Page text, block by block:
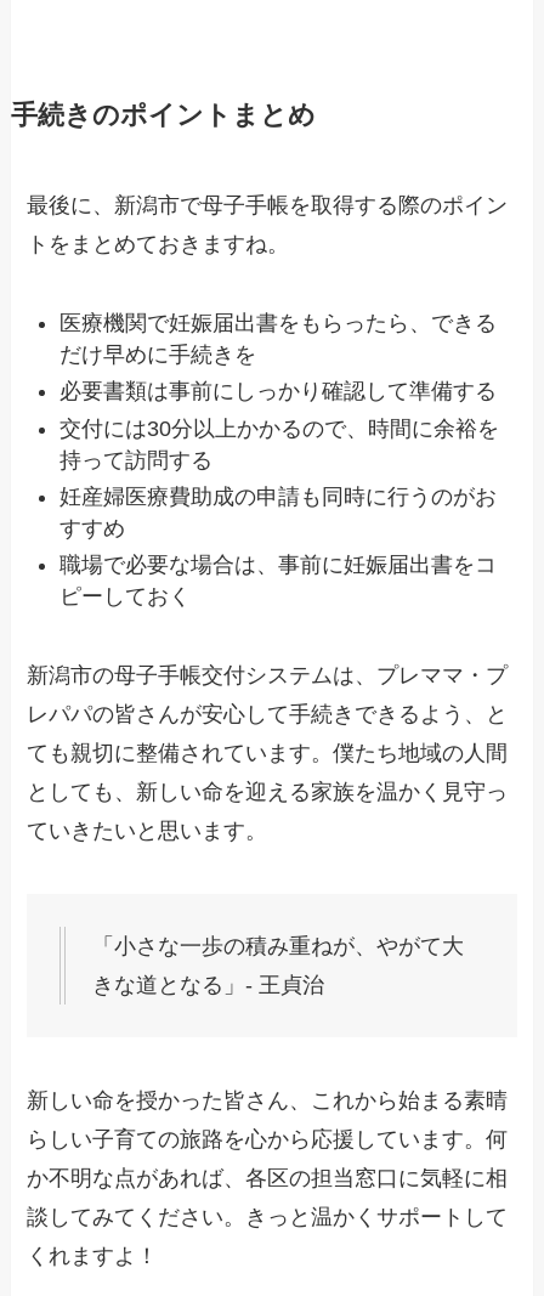
手続きのポイントまとめ
最後に、新潟市で母子手帳を取得する際のポイン
トをまとめておきますね。
医療機関で妊娠届出書をもらったら、できる
だけ早めに手続きを
必要書類は事前にしっかり確認して準備する
交付には30分以上かかるので、時間に余裕を
持って訪問する
妊産婦医療費助成の申請も同時に行うのがお
すすめ
職場で必要な場合は、事前に妊娠届出書をコ
ピーしておく
新潟市の母子手帳交付システムは、プレママ・プ
レパパの皆さんが安心して手続きできるよう、と
ても親切に整備されています。僕たち地域の人間
としても、新しい命を迎える家族を温かく見守っ
ていきたいと思います。
「小さな一歩の積み重ねが、やがて大
きな道となる」- 王貞治
新しい命を授かった皆さん、これから始まる素晴
らしい子育ての旅路を心から応援しています。何
か不明な点があれば、各区の担当窓口に気軽に相
談してみてください。きっと温かくサポートして
くれますよ！